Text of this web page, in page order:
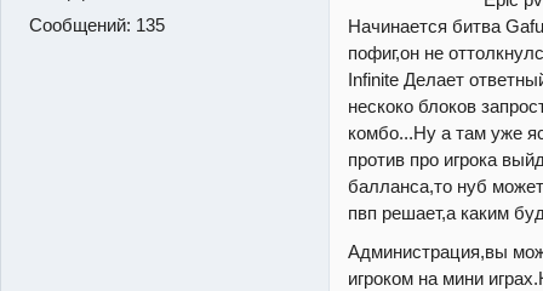
Сообщений: 135
Начинается битва
пофиг,он не
Infinite Делает
нескоко блоков
комбо...Ну а там уже
против про игрока
балланса,то нуб
пвп решает,а каким
Администрация,вы
игроком на мини